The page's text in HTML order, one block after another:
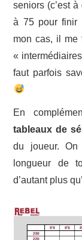
seniors (c’est
à 75 pour finir
mon cas, il me
«
faut parfois
En
tableaux de
du joueur.
longueur de
d’autant plus